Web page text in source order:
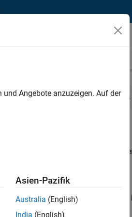
Services 4
. Wenn Sie noch immer keine
unseres
Standort, um alle Stellenangebote
Angebote anzuzeigen. Auf der
Asien-Pazifik
Australia (English)
India (English)